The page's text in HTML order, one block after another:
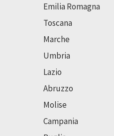
Emilia Romagna
Toscana
Marche
Umbria
Lazio
Abruzzo
Molise
Campania